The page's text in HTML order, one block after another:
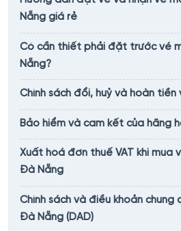
Nẵng giá rẻ
Có cần thiết phải đặt trước vé
Nẵng?
Chính sách đổi, huỷ và hoàn
Bảo hiểm và cam kết của hãng
Xuất hoá đơn thuế VAT khi mua
Đà Nẵng
Chính sách và điều khoản chung
Đà Nẵng (DAD)